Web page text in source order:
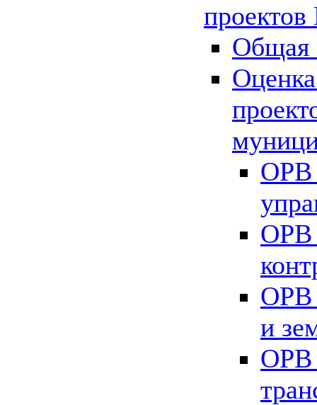
Общая
ОРВ
ОРВ
ОРВ
и
ОРВ